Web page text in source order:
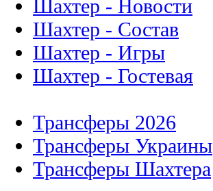
Шахтер - Новости
Шахтер - Состав
Шахтер - Игры
Шахтер - Гостевая
Трансферы 2026
Трансферы Украины
Трансферы Шахтера